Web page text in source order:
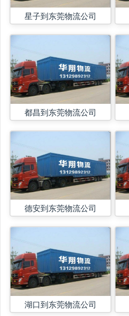
星子到东莞物流公司
都昌到东莞物流公司
德安到东莞物流公司
湖口到东莞物流公司